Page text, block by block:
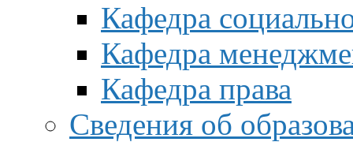
Кафедра
Кафедра
Кафедра права
Сведения об